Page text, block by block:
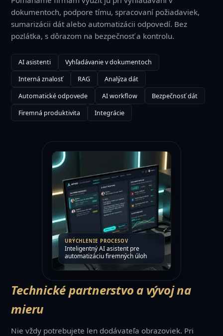
dokumentoch, podpore tímu, spracovaní požiadaviek,
sumarizácii dát alebo automatizácii odpovedí. Bez
pozlátka, s dôrazom na bezpečnosť a kontrolu.
AI asistenti
Vyhľadávanie v dokumentoch
Interná znalosť
RAG
Analýza dát
Automatické odpovede
AI workflow
Bezpečnosť dát
Firemná produktivita
Integrácie
URÝCHLENIE PROCESOV
Inteligentný AI asistent pre
automatizáciu firemných úloh
Technické partnerstvo a vývoj na
mieru
Nie vždy potrebujete len dodávateľa obrazoviek. Pri